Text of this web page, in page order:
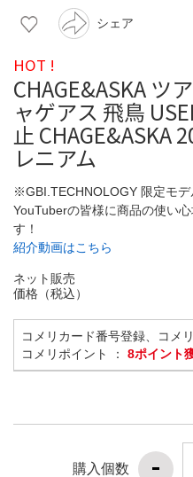
シェア
HOT !
CHAGE&ASKA ツ
ャゲアス 飛鳥
止 CHAGE&ASKA
レニアム
※GBI.TECHNOLOGY 限定モデ
YouTuberの皆様に商品の使い
す！
紹介動画はこちら
ネット販売
価格（税込）
コメリカード番号登録、コメ
コメリポイント ： 8ポイント
購入個数